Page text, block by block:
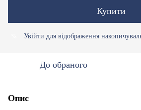
Купити
Увійти для відображення
До обраного
Опис